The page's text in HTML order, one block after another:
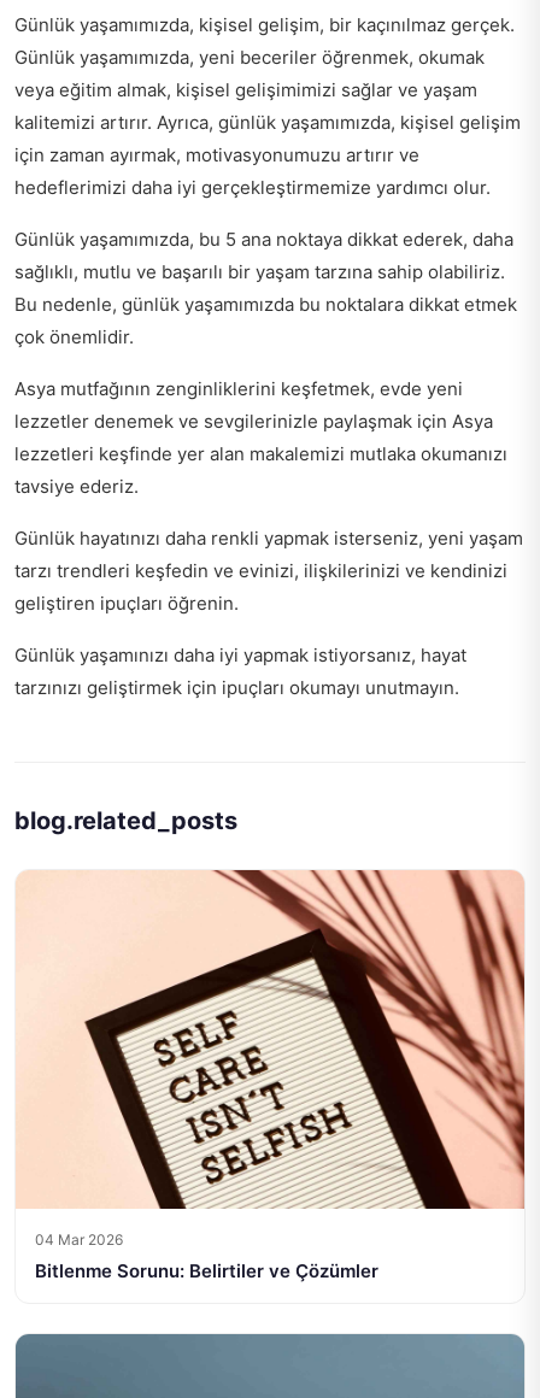
Günlük yaşamımızda, kişisel gelişim, bir kaçınılmaz gerçek.
Günlük yaşamımızda, yeni beceriler öğrenmek, okumak
veya eğitim almak, kişisel gelişimimizi sağlar ve yaşam
kalitemizi artırır. Ayrıca, günlük yaşamımızda, kişisel gelişim
için zaman ayırmak, motivasyonumuzu artırır ve
hedeflerimizi daha iyi gerçekleştirmemize yardımcı olur.
Günlük yaşamımızda, bu 5 ana noktaya dikkat ederek, daha
sağlıklı, mutlu ve başarılı bir yaşam tarzına sahip olabiliriz.
Bu nedenle, günlük yaşamımızda bu noktalara dikkat etmek
çok önemlidir.
Asya mutfağının zenginliklerini keşfetmek, evde yeni
lezzetler denemek ve sevgilerinizle paylaşmak için Asya
lezzetleri keşfinde yer alan makalemizi mutlaka okumanızı
tavsiye ederiz.
Günlük hayatınızı daha renkli yapmak isterseniz, yeni yaşam
tarzı trendleri keşfedin ve evinizi, ilişkilerinizi ve kendinizi
geliştiren ipuçları öğrenin.
Günlük yaşamınızı daha iyi yapmak istiyorsanız, hayat
tarzınızı geliştirmek için ipuçları okumayı unutmayın.
blog.related_posts
04 Mar 2026
Bitlenme Sorunu: Belirtiler ve Çözümler